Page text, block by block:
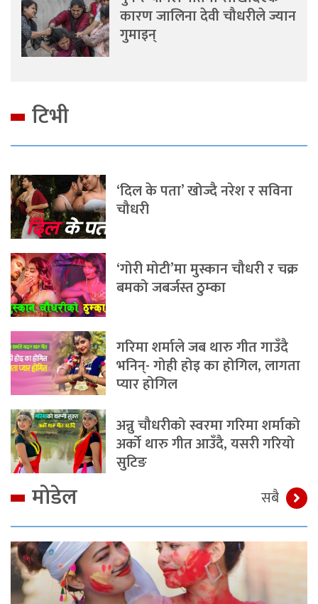
कारण जालिना देवी चौधरीले ज्यान
गुमाइन्
टिभी
‘दिल के पता’ खोज्दै नरेश र सविना
चौधरी
‘गोरी मोटी’मा मुस्कान चौधरी र चक्र
बमको जबर्जस्त ठुम्का
गरिमा शर्माले जब थारु गीत गाउँदै
भनिन्- गोही होइ का होगिल, लागता
प्यार होगिल
अन्नु चौधरीको स्वरमा गरिमा शर्माको
अर्को थारु गीत आउँदै, यसरी गरियो
सुटिङ
मोडेल सबै